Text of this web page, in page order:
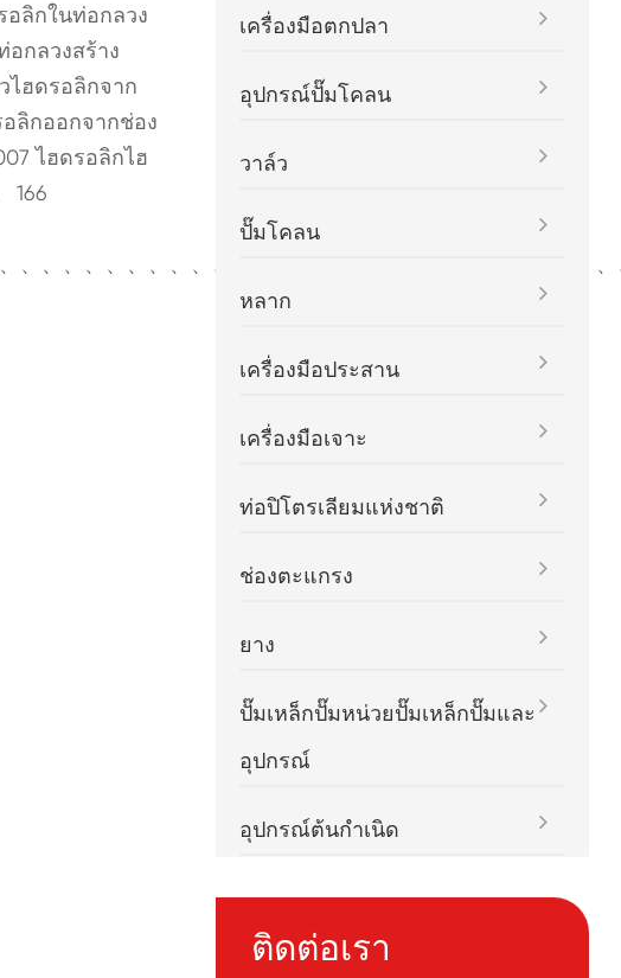
อลิกในท่อกลวง
กลวงสร้าง
ไฮดรอลิกจาก
ลิกออกจากช่อง
ไฮดรอลิกไฮ
166
、、、、、、、、、、、、、、、、、、、、、、、、、、
เครื่องมือตกปลา
อุปกรณ์ปั๊มโคลน
วาล์ว
ปั๊มโคลน
หลาก
เครื่องมือประสาน
เครื่องมือเจาะ
ท่อปิโตรเลียมแห่งชาติ
ช่องตะแกรง
ยาง
ปั๊มเหล็กปั๊มหน่วยปั๊มเหล็กปั๊มและ
อุปกรณ์
อุปกรณ์ต้นกำเนิด
ติดต่อเรา